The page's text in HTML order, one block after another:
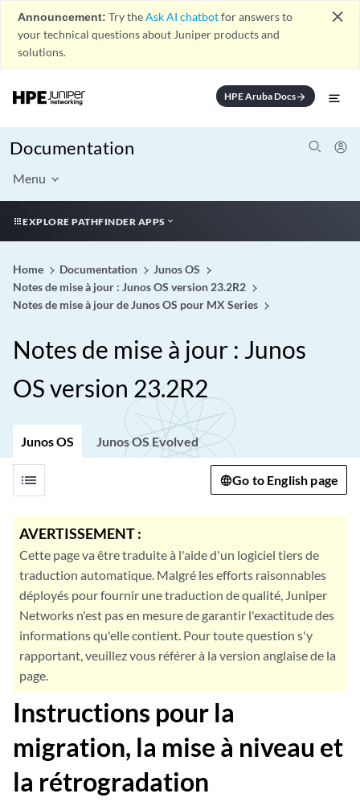
Announcement: Try theAsk AI chatbotfor answers to
your technical questions about Juniper products and
solutions.
close
HPE Aruba Docsarrow_forward
Documentation
Menu
EXPLORE PATHFINDER APPS
Home Documentation
Junos OS
Notes de mise à jour : Junos OS version 23.2R2
Notes de mise à jour de Junos OS pour MX Series
Notes de mise à jour : Junos
OS version 23.2R2
Junos OS Junos OS Evolved
list Go to English page
AVERTISSEMENT :
Cette page va être traduite à l'aide d'un logiciel tiers de
traduction automatique. Malgré les efforts raisonnables
déployés pour fournir une traduction de qualité, Juniper
Networks n'est pas en mesure de garantir l'exactitude des
informations qu'elle contient. Pour toute question s'y
rapportant, veuillez vous référer à la version anglaise de la
page.
Instructions pour la
migration, la mise à niveau et
la rétrogradation